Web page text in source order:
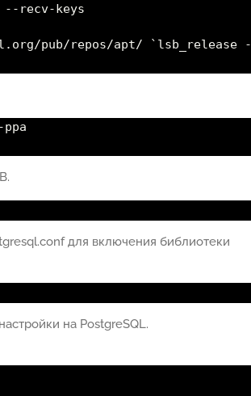
--recv-keys
pub/repos/apt/ `lsb_release -
для включения библиотеки
на PostgreSQL.